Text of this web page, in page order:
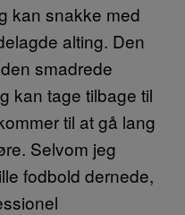
kan snakke med
alting. Den
smadrede
kan tage tilbage til
til at gå lang
Selvom jeg
fodbold dernede,